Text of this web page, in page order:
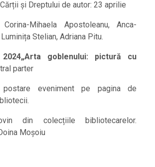
și Dreptului de autor: 23 aprilie
Corina-Mihaela Apostoleanu, Anca-
Stelian, Adriana Pitu.
goblenului: pictură cu
parter
eveniment pe pagina de
din colecțiile bibliotecarelor.
Moșoiu